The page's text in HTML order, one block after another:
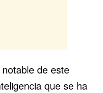
de este
que se ha